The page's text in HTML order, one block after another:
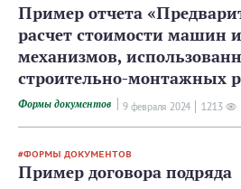
Пример отчета
расчет стоимости машин и
механизмов,
строительно-монтажных
Формы документов 9 февраля 2024 1213
ФОРМЫ ДОКУМЕНТОВ
Пример договора подряда